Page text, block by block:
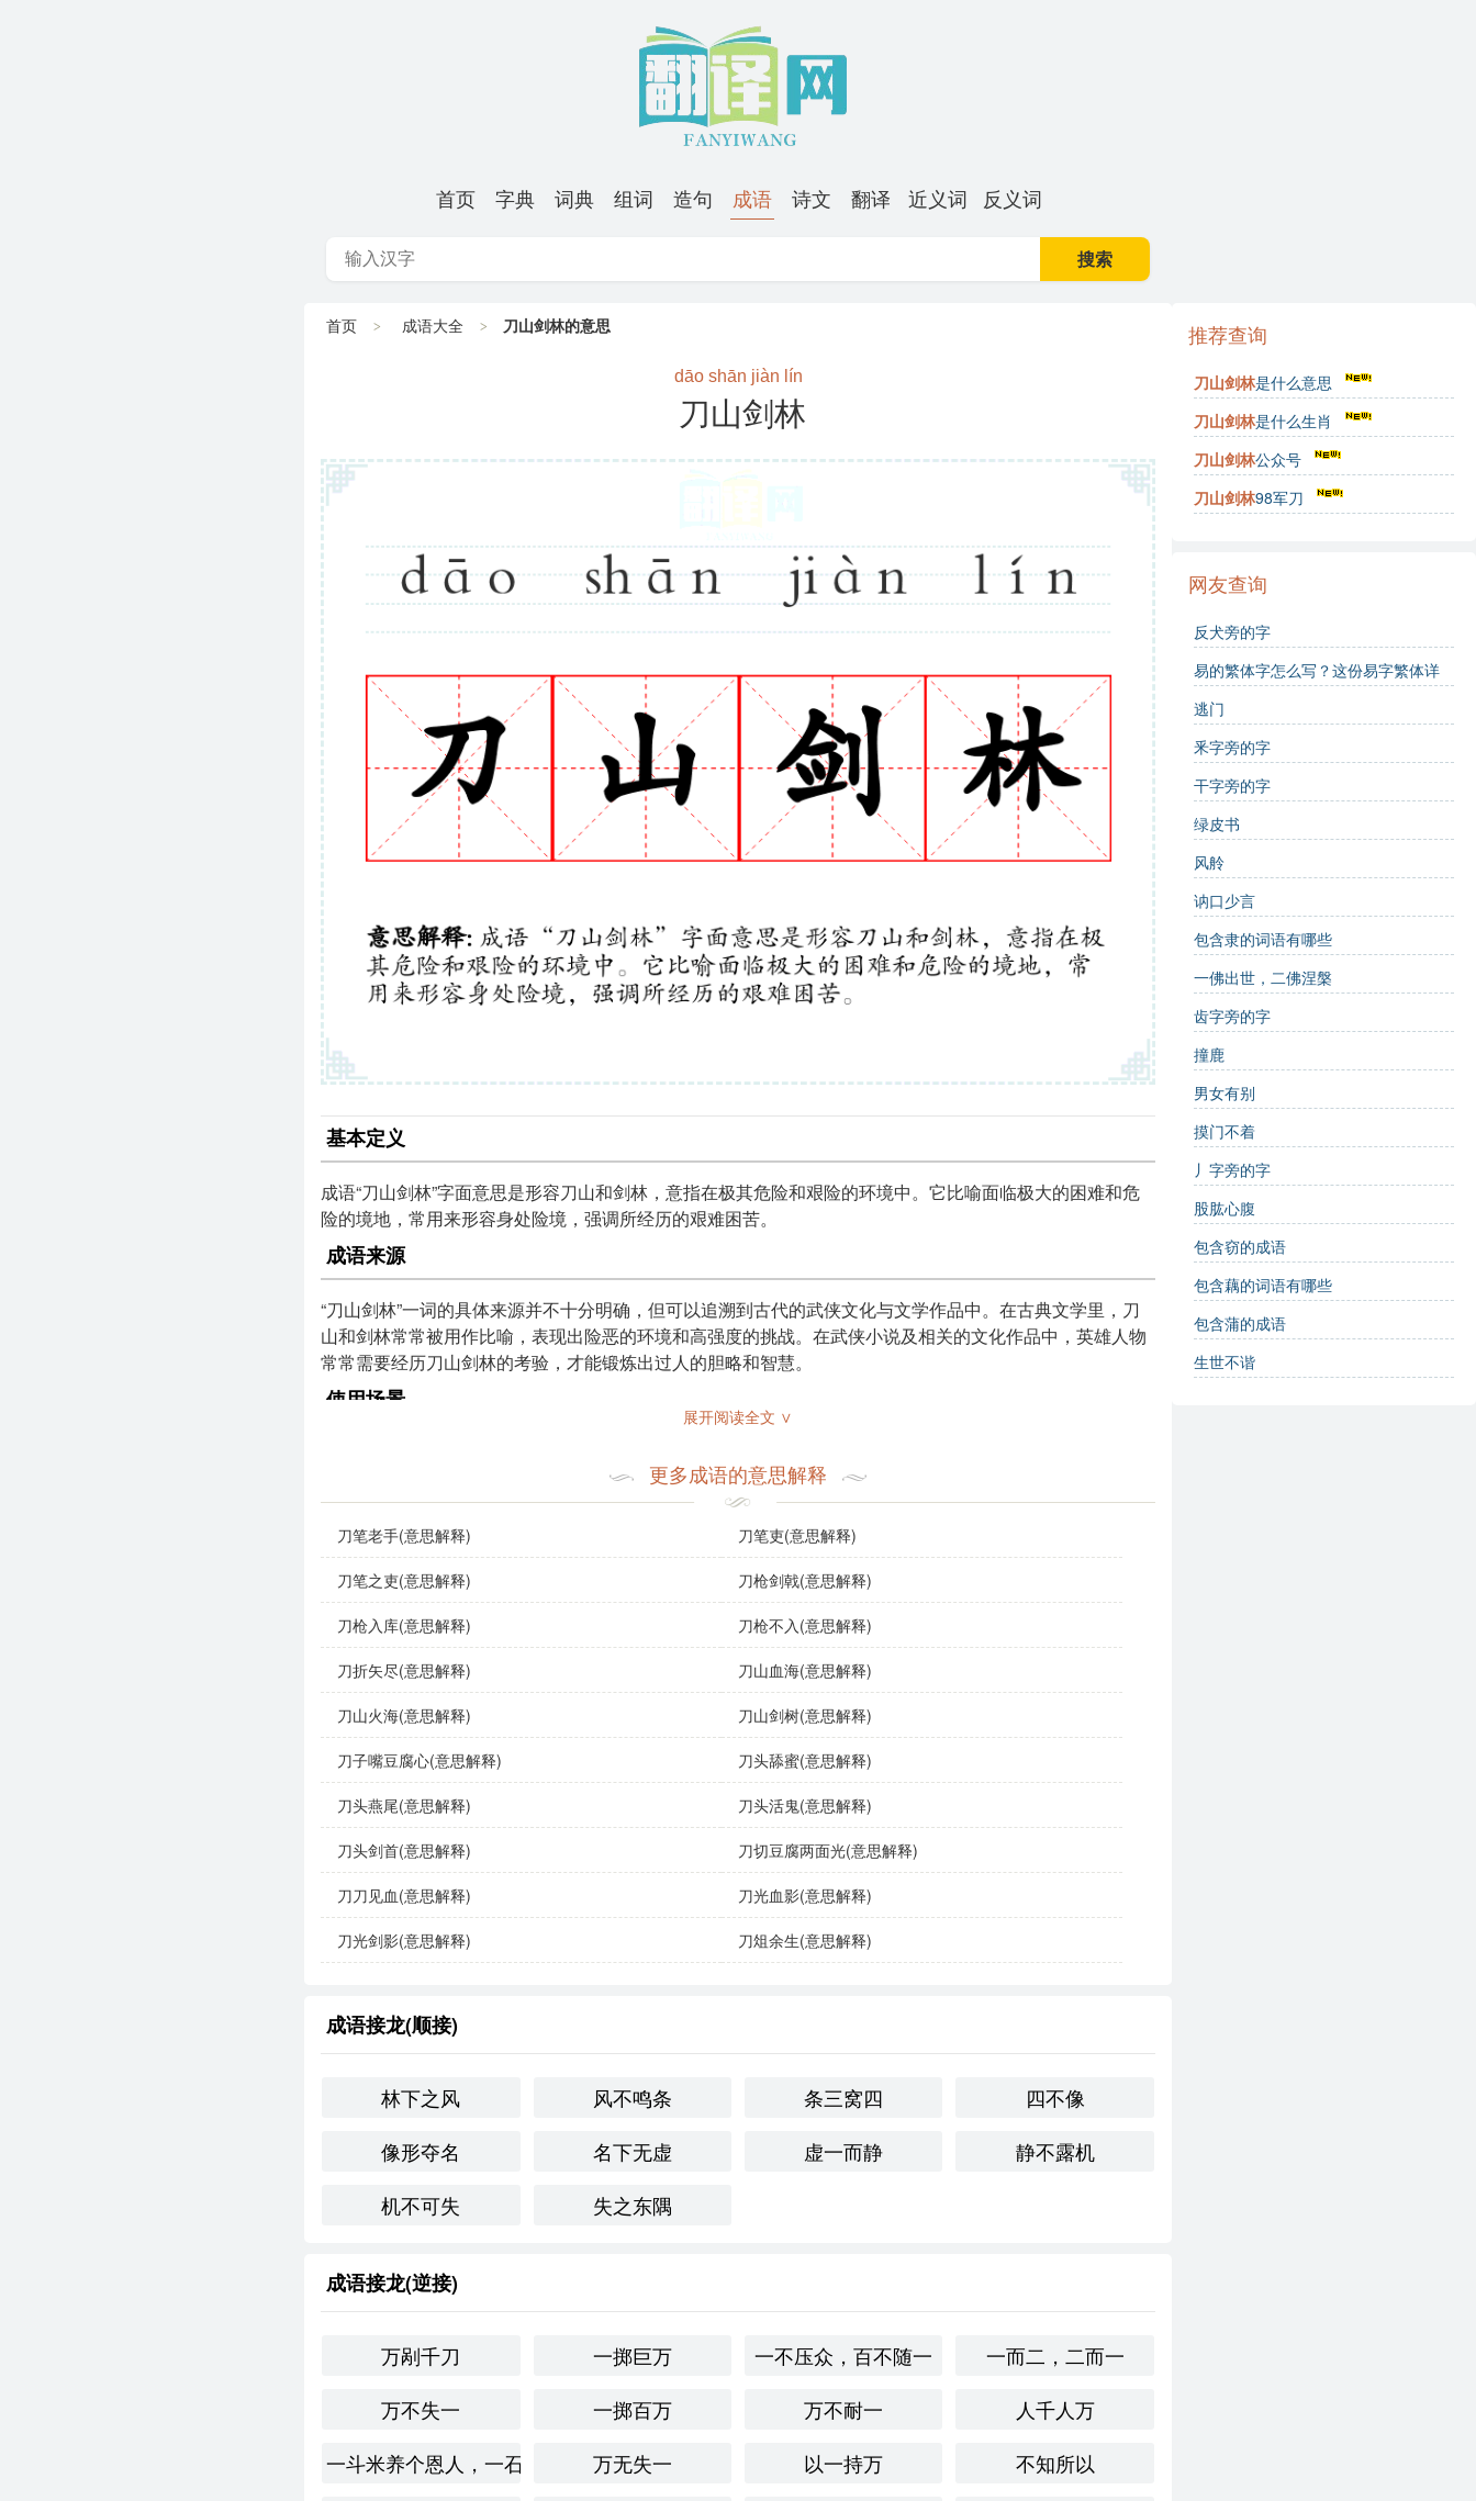
首页 字典 词典 组词 造句 成语 诗文 翻译 近义词 反义词
搜索
首页 成语大全 刀山剑林的意思
dāo shān jiàn lín
刀山剑林
基本定义
成语“刀山剑林”字面意思是形容刀山和剑林，意指在极其危险和艰险的环境中。它比喻面临极大的困难和危
险的境地，常用来形容身处险境，强调所经历的艰难困苦。
成语来源
“刀山剑林”一词的具体来源并不十分明确，但可以追溯到古代的武侠文化与文学作品中。在古典文学里，刀
山和剑林常常被用作比喻，表现出险恶的环境和高强度的挑战。在武侠小说及相关的文化作品中，英雄人物
常常需要经历刀山剑林的考验，才能锻炼出过人的胆略和智慧。
使用场景
文学作品：常用来描绘主人公在艰难环境中奋斗的情节。
日常对话：表达个人在生活或工作中遇到的困难与挑战。
演讲：可以用作激励人心的词汇，鼓励他人勇敢面对困境。
示例句子
他为了追求梦想，毅然决然地踏上了刀山剑林的旅程。
在这场激烈的竞争中，只有真正勇敢的人才能在刀山剑林中脱颖而出。
面对刀山剑林般的挑战，我们必须团结一致，共同克服。
同义成语与反义成语
同义成语 ：
举步维艰：形容前进的步伐十分艰难。
平步青云：形容顺利而轻松地升迁或成功。
如鱼得水 ：形容环境十分适合，生活得心应手。
文化与社会背景
敌或社会不公时，表现出勇气和坚韧。在现代社会中，这一成语仍然适用，尤其是在创业、竞争和个人成长
方面，激励人们不断克服困难。
情感与联想
“刀山剑林”这一成语带给人强烈的紧迫感和挑战的氛围。它令人联想到英雄主义、奋斗精神及不屈不挠的态
个人应用
展开阅读全文 ∨
更多成语的意思解释
刀笔老手(意思解释) 刀笔吏(意思解释)
刀笔之吏(意思解释) 刀枪剑戟(意思解释)
刀枪入库(意思解释) 刀枪不入(意思解释)
刀折矢尽(意思解释) 刀山血海(意思解释)
刀山火海(意思解释) 刀山剑树(意思解释)
刀子嘴豆腐心(意思解释) 刀头舔蜜(意思解释)
刀头燕尾(意思解释) 刀头活鬼(意思解释)
刀头剑首(意思解释) 刀切豆腐两面光(意思解释)
刀刀见血(意思解释) 刀光血影(意思解释)
刀光剑影(意思解释) 刀俎余生(意思解释)
成语接龙(顺接)
林下之风 风不鸣条 条三窝四
四不像
像形夺名
名下无虚 虚一而静
静不露机
机不可失
失之东隅
成语接龙(逆接)
万剐千刀 一掷巨万 一不压众，百不随一
一而二，二而一
万不失一
一掷百万 万不耐一
人千人万
一斗米养个恩人，一石米养个仇人万无失一 以一持万
不知所以
推荐查询
刀山剑林是什么意思
刀山剑林是什么生肖
刀山剑林公众号
刀山剑林98军刀
网友查询
反犬旁的字
易的繁体字怎么写？这份易字繁体详
解，助你正确书写汉字_汉字繁体学习
逃门
釆字旁的字
干字旁的字
绿皮书
风舲
讷口少言
包含隶的词语有哪些
一佛出世，二佛涅槃
齿字旁的字
撞鹿
男女有别
摸门不着
丿字旁的字
股肱心腹
包含窃的成语
包含藕的词语有哪些
包含蒲的成语
生世不谐